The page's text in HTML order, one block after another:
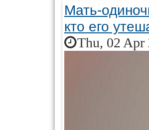
Мать-
кто его
Thu, 02 Apr